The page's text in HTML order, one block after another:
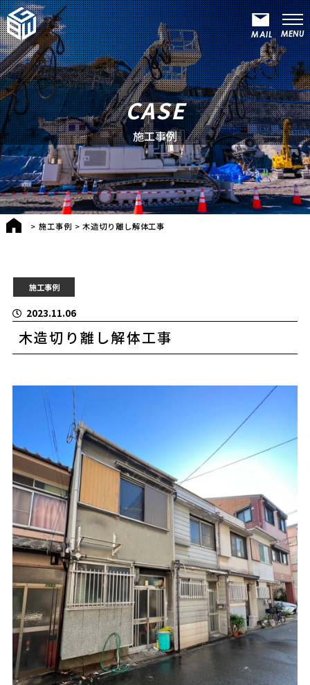
CASE
施工事例
>施工事例 >木造切り離し解体工事
施工事例
2023.11.06
木造切り離し解体工事